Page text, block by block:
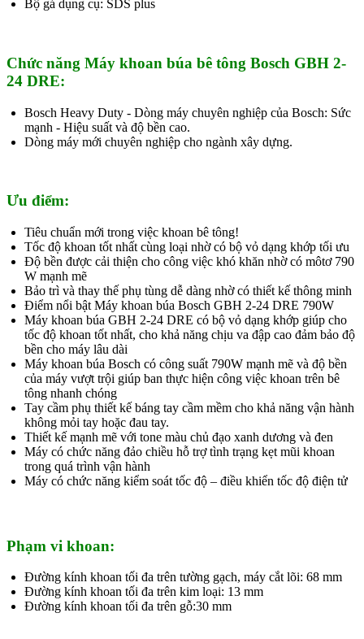
Bộ gá dụng cụ: SDS plus
Chức năng Máy khoan búa bê tông Bosch GBH 2-
24 DRE:
Bosch Heavy Duty - Dòng máy chuyên nghiệp của Bosch: Sức
mạnh - Hiệu suất và độ bền cao.
Dòng máy mới chuyên nghiệp cho ngành xây dựng.
Ưu điểm:
Tiêu chuẩn mới trong việc khoan bê tông!
Tốc độ khoan tốt nhất cùng loại nhờ có bộ vỏ dạng khớp tối ưu
Độ bền được cải thiện cho công việc khó khăn nhờ có môtơ 790
W mạnh mẽ
Bảo trì và thay thế phụ tùng dễ dàng nhờ có thiết kế thông minh
Điểm nổi bật Máy khoan búa Bosch GBH 2-24 DRE 790W
Máy khoan búa GBH 2-24 DRE có bộ vỏ dạng khớp giúp cho
tốc độ khoan tốt nhất, cho khả năng chịu va đập cao đảm bảo độ
bền cho máy lâu dài
Máy khoan búa Bosch có công suất 790W mạnh mẽ và độ bền
của máy vượt trội giúp ban thực hiện công việc khoan trên bê
tông nhanh chóng
Tay cầm phụ thiết kế báng tay cầm mềm cho khả năng vận hành
không mỏi tay hoặc đau tay.
Thiết kế mạnh mẽ với tone màu chủ đạo xanh dương và đen
Máy có chức năng đảo chiều hỗ trợ tình trạng kẹt mũi khoan
trong quá trình vận hành
Máy có chức năng kiểm soát tốc độ – điều khiển tốc độ điện tử
Phạm vi khoan:
Đường kính khoan tối đa trên tường gạch, máy cắt lõi: 68 mm
Đường kính khoan tối đa trên kim loại: 13 mm
Đường kính khoan tối đa trên gỗ:30 mm